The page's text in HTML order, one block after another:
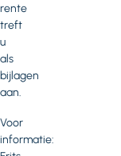
rente
treft
u
als
bijlagen
aan.
Voor
informatie: